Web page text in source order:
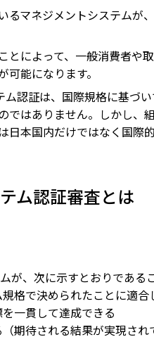
るマネジメントシステムが
とによって、一般消費者や
能になります。
認証は、国際規格に基づい
ではありません。しかし、
日本国内だけではなく国際
ム認証審査とは
が、次に示すとおりである
格で決められたことに適合
一貫して達成できる
期待される結果が実現され